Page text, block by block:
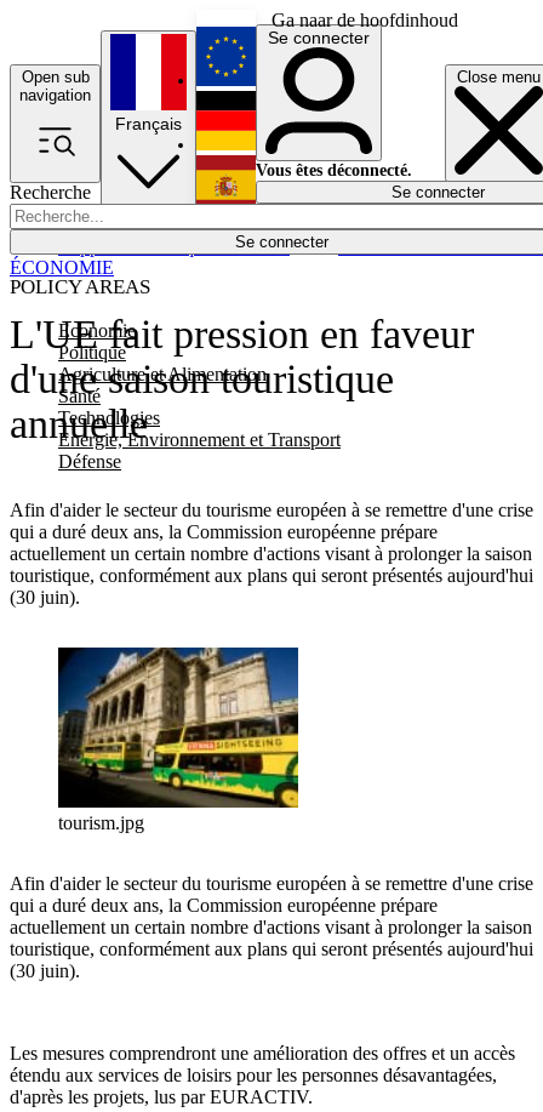
Ga naar de hoofdinhoud
Open sub
navigation
Close menu
Recherche
Se connecter
POLICY AREAS
Economie
Politique
Agriculture et Alimentation
Santé
Technologies
Energie, Environnement et Transport
Défense
Économie
Français
English
Deutsch
Español
Se connecter
Vous êtes déconnecté.
Se connecter
L'UE fait pression en faveur
d'une saison touristique
annuelle
Afin d'aider le secteur du tourisme européen à se remettre d'une crise
qui a duré deux ans, la Commission européenne prépare
actuellement un certain nombre d'actions visant à prolonger la saison
touristique, conformément aux plans qui seront présentés aujourd'hui
(30 juin).
ÉCONOMIE
tourism.jpg
Afin d'aider le secteur du tourisme européen à se remettre d'une crise
qui a duré deux ans, la Commission européenne prépare
actuellement un certain nombre d'actions visant à prolonger la saison
touristique, conformément aux plans qui seront présentés aujourd'hui
(30 juin).
Les mesures comprendront une amélioration des offres et un accès
étendu aux services de loisirs pour les personnes désavantagées,
d'après les projets, lus par EURACTIV.